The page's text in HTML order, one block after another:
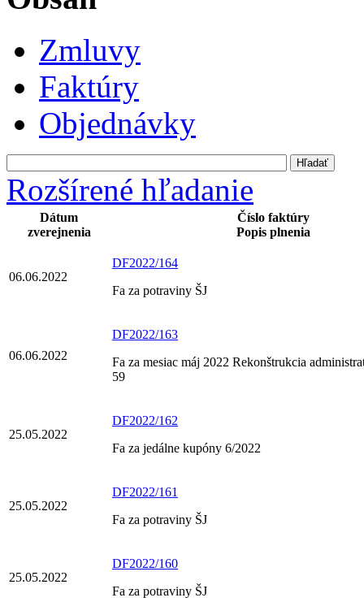
Zmluvy
Faktúry
Objednávky
Rozšírené hľadanie
Dátum
zverejnenia
Číslo faktúry
Popis plnenia
06.06.2022
DF2022/164
Fa za potraviny ŠJ
06.06.2022
DF2022/163
Fa za mesiac máj 2022 Rekonštrukcia
59
25.05.2022
DF2022/162
Fa za jedálne kupóny 6/2022
25.05.2022
DF2022/161
Fa za potraviny ŠJ
25.05.2022
DF2022/160
Fa za potraviny ŠJ